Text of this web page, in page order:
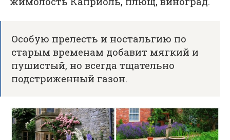
Особую прелесть и ностальгию по
старым временам добавит мягкий и
пушистый, но всегда тщательно
подстриженный газон.